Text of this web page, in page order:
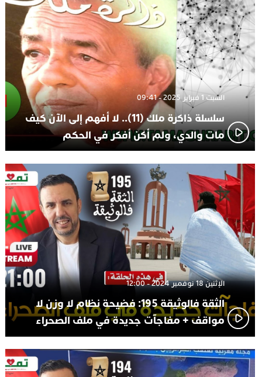
السبت 1 فبراير 2025 - 09:41
سلسلة ذاكرة ملك (11).. لا أفهم إلى الآن كيف
مات والدي، ولم أكن أفكر في الحكم
الإثنين 18 نوفمبر 2024 - 12:00
الثقة فالوثيقة 195: فضيحة نظام لا وزن لا
مواقف + مفاجآت جديدة في ملف الصحراء